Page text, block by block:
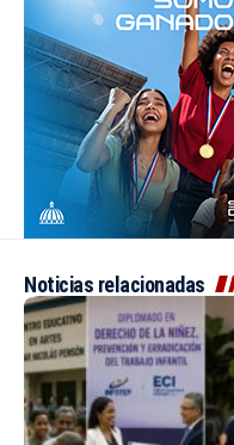
Noticias relacionadas